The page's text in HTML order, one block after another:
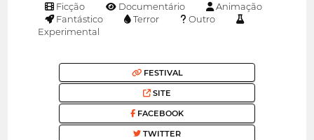
Ficção Documentário
Animação
Fantástico
Terror
Outro
Experimental
FESTIVAL
SITE
FACEBOOK
TWITTER